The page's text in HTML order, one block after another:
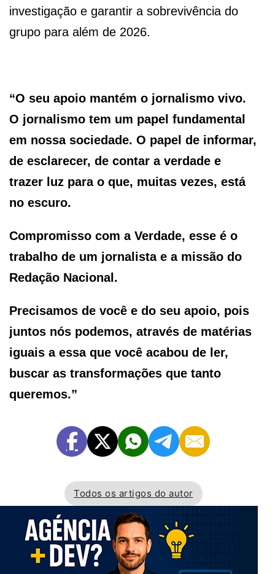
investigação e garantir a sobrevivência do
grupo para além de 2026.
“O seu apoio mantém o jornalismo vivo.
O jornalismo tem um papel fundamental
em nossa sociedade. O papel de informar,
de esclarecer, de contar a verdade e
trazer luz para o que, muitas vezes, está
no escuro.
Compromisso com a Verdade, esse é o
trabalho de um jornalista e a missão do
Redação Nacional.
Precisamos de você e do seu apoio, pois
juntos nós podemos, através de matérias
iguais a essa que você acabou de ler,
buscar as transformações que tanto
queremos.”
Todos os artigos do autor